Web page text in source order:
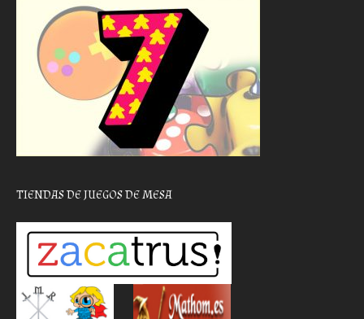
TIENDAS DE JUEGOS DE MESA